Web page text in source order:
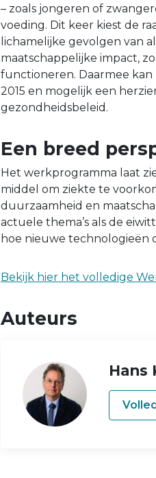
– zoals jongeren of
voeding. Dit keer kiest de
lichamelijke gevolgen van
maatschappelijke impact,
functioneren. Daarmee
2015 en mogelijk een
gezondheidsbeleid.
Een breed
Het werkprogramma laat
middel om ziekte te
duurzaamheid en
actuele thema’s als de
hoe nieuwe technologieën
Bekijk hier het volledige
Auteurs
Hans